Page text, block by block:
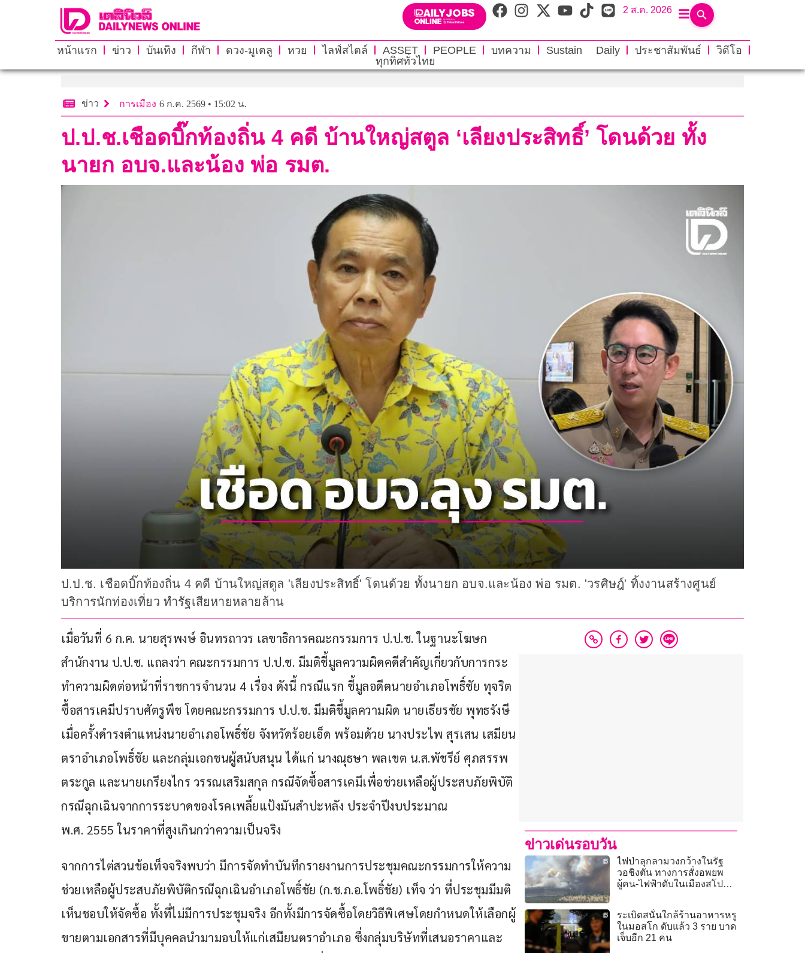
2 ส.ค. 2026
หน้าแรก ข่าว บันเทิง กีฬา ดวง-มูเตลู หวย ไลฟ์สไตล์ ASSET PEOPLE บทความ Sustain Daily ประชาสัมพันธ์
วิดีโอ
ทุกทิศทั่วไทย
ข่าว การเมือง 6 ก.ค. 2569 • 15:02 น.
ป.ป.ช.เชือดบิ๊กท้องถิ่น 4 คดี บ้านใหญ่สตูล ‘เลียงประสิทธิ์’ โดนด้วย ทั้ง
นายก อบจ.และน้อง พ่อ รมต.
ป.ป.ช. เชือดบิ๊กท้องถิ่น 4 คดี บ้านใหญ่สตูล 'เลียงประสิทธิ์' โดนด้วย ทั้งนายก อบจ.และน้อง พ่อ รมต. 'วรศิษฎ์' ทิ้งงานสร้างศูนย์
บริการนักท่องเที่ยว ทำรัฐเสียหายหลายล้าน
เมื่อวันที่ 6 ก.ค. นายสุรพงษ์ อินทรถาวร เลขาธิการคณะกรรมการ ป.ป.ช. ในฐานะโฆษก
สำนักงาน ป.ป.ช. แถลงว่า คณะกรรมการ ป.ป.ช. มีมติชี้มูลความผิดคดีสำคัญเกี่ยวกับการกระ
ทำความผิดต่อหน้าที่ราชการจำนวน 4 เรื่อง ดังนี้ กรณีแรก ชี้มูลอดีตนายอำเภอโพธิ์ชัย ทุจริต
ซื้อสารเคมีปราบศัตรูพืช โดยคณะกรรมการ ป.ป.ช. มีมติชี้มูลความผิด นายเธียรชัย พุทธรังษี
เมื่อครั้งดำรงตำแหน่งนายอำเภอโพธิ์ชัย จังหวัดร้อยเอ็ด พร้อมด้วย นางประไพ สุรเสน เสมียน
ตราอำเภอโพธิ์ชัย และกลุ่มเอกชนผู้สนับสนุน ได้แก่ นางณุธษา พลเขต น.ส.พัชรีย์ ศุภสรรพ
ตระกูล และนายเกรียงไกร วรรณเสริมสกุล กรณีจัดซื้อสารเคมีเพื่อช่วยเหลือผู้ประสบภัยพิบัติ
กรณีฉุกเฉินจากการระบาดของโรคเพลี้ยแป้งมันสำปะหลัง ประจำปีงบประมาณ
พ.ศ. 2555 ในราคาที่สูงเกินกว่าความเป็นจริง
จากการไต่สวนข้อเท็จจริงพบว่า มีการจัดทำบันทึกรายงานการประชุมคณะกรรมการให้ความ
ช่วยเหลือผู้ประสบภัยพิบัติกรณีฉุกเฉินอำเภอโพธิ์ชัย (ก.ช.ภ.อ.โพธิ์ชัย) เท็จ ว่า ที่ประชุมมีมติ
เห็นชอบให้จัดซื้อ ทั้งที่ไม่มีการประชุมจริง อีกทั้งมีการจัดซื้อโดยวิธีพิเศษโดยกำหนดให้เลือกผู้
ขายตามเอกสารที่มีบุคคลนำมามอบให้แก่เสมียนตราอำเภอ ซึ่งกลุ่มบริษัทที่เสนอราคาและ
ข่าวเด่นรอบวัน
ไฟป่าลุกลามวงกว้างในรัฐ
วอชิงตัน ทางการสั่งอพยพ
ผู้คน-ไฟฟ้าดับในเมืองสโป
ระเบิดสนั่นใกล้ร้านอาหารหรู
ในมอสโก ดับแล้ว 3 ราย บาด
เจ็บอีก 21 คน